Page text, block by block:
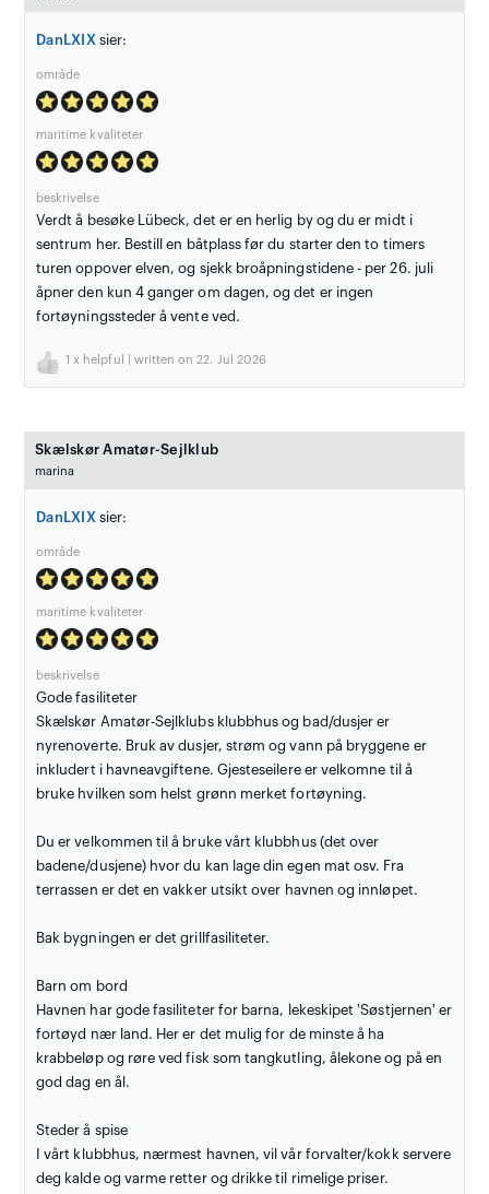
DanLXIX sier:
område
maritime kvaliteter
beskrivelse
Verdt å besøke Lübeck, det er en herlig by og du er midt i
sentrum her. Bestill en båtplass før du starter den to timers
turen oppover elven, og sjekk broåpningstidene - per 26. juli
åpner den kun 4 ganger om dagen, og det er ingen
fortøyningssteder å vente ved.
1 x helpful | written on 22. Jul 2026
Skælskør Amatør-Sejlklub
marina
DanLXIX sier:
område
maritime kvaliteter
beskrivelse
Gode fasiliteter
Skælskør Amatør-Sejlklubs klubbhus og bad/dusjer er
nyrenoverte. Bruk av dusjer, strøm og vann på bryggene er
inkludert i havneavgiftene. Gjesteseilere er velkomne til å
bruke hvilken som helst grønn merket fortøyning.
Du er velkommen til å bruke vårt klubbhus (det over
badene/dusjene) hvor du kan lage din egen mat osv. Fra
terrassen er det en vakker utsikt over havnen og innløpet.
Bak bygningen er det grillfasiliteter.
Barn om bord
Havnen har gode fasiliteter for barna, lekeskipet 'Søstjernen' er
fortøyd nær land. Her er det mulig for de minste å ha
krabbeløp og røre ved fisk som tangkutling, ålekone og på en
god dag en ål.
Steder å spise
I vårt klubbhus, nærmest havnen, vil vår forvalter/kokk servere
deg kalde og varme retter og drikke til rimelige priser.